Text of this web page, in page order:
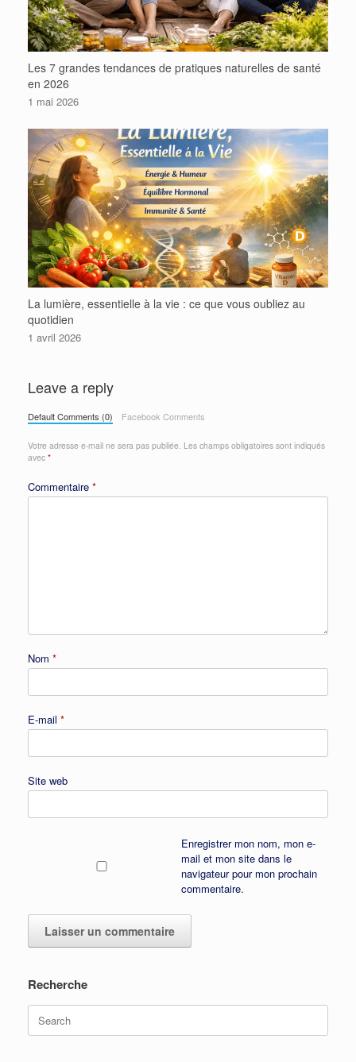
Les 7 grandes tendances de pratiques naturelles de santé
en 2026
1 mai 2026
La lumière, essentielle à la vie : ce que vous oubliez au
quotidien
1 avril 2026
Leave a reply
Default Comments (0) Facebook Comments
Votre adresse e-mail ne sera pas publiée. Les champs obligatoires sont indiqués
avec *
Commentaire *
Nom *
E-mail *
Site web
Enregistrer mon nom, mon e-
mail et mon site dans le
navigateur pour mon prochain
commentaire.
Recherche
Search
for: